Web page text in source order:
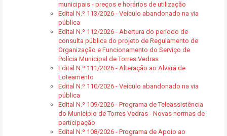
municipais - preços e horários de utilização
Edital N.º 113/2026 - Veículo abandonado na via
pública
Edital N.º 112/2026 - Abertura do período de
consulta pública do projeto de Regulamento de
Organização e Funcionamento do Serviço de
Polícia Municipal de Torres Vedras
Edital N.º 111/2026 - Alteração ao Alvará de
Loteamento
Edital N.º 110/2026 - Veículo abandonado na via
pública
Edital N.º 109/2026 - Programa de Teleassistência
do Município de Torres Vedras - Novas normas de
participação
Edital N.º 108/2026 - Programa de Apoio ao